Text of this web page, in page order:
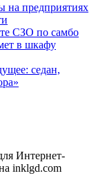
на предприятиях
СЗО по самбо
в шкафу
седан,
Интернет-
inklgd.com